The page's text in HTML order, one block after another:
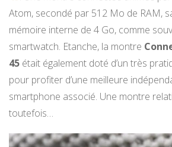
Atom, secondé par 512 Mo de RAM,
mémoire interne de 4 Go, comme
smartwatch. Etanche, la montre
45 était également doté d’un très
pour profiter d’une meilleure
smartphone associé. Une montre
toutefois…